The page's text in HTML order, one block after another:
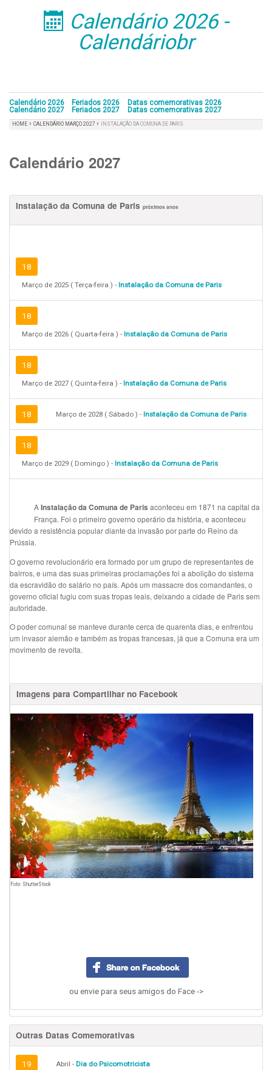
󰁣 Calendário 2026 -
Calendáriobr
Calendário 2026 Feriados 2026
Datas comemorativas 2026
Calendário 2027
Feriados 2027 Datas comemorativas 2027
HOME › CALENDÁRIO MARÇO 2027 › INSTALAÇÃO DA COMUNA DE PARIS
Calendário 2027
Instalação da Comuna de Paris próximos anos
18
Março de 2025 ( Terça-feira ) - Instalação da Comuna de Paris
18
Março de 2026 ( Quarta-feira ) - Instalação da Comuna de Paris
18
Março de 2027 ( Quinta-feira ) - Instalação da Comuna de Paris
18 Março de 2028 ( Sábado ) - Instalação da Comuna de Paris
18
Março de 2029 ( Domingo ) - Instalação da Comuna de Paris
AInstalação da Comuna de Paris aconteceu em 1871 na capital da
França. Foi o primeiro governo operário da história, e aconteceu
devido a resistência popular diante da invasão por parte do Reino da
Prússia.
O governo revolucionário era formado por um grupo de representantes de
bairros, e uma das suas primeiras proclamações foi a abolição do sistema
da escravidão do salário no país. Após um massacre dos comandantes, o
governo oficial fugiu com suas tropas leais, deixando a cidade de Paris sem
autoridade.
O poder comunal se manteve durante cerca de quarenta dias, e enfrentou
um invasor alemão e também as tropas francesas, já que a Comuna era um
movimento de revolta.
Imagens para Compartilhar no Facebook
Foto: ShutterStock
ou envie para seus amigos do Face ->
Outras Datas Comemorativas
19 Abril - Dia do Psicomotricista